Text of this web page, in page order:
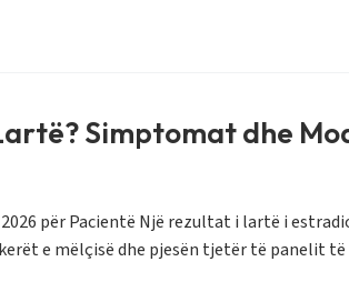
Simptomat dhe
për Pacientë Një rezultat i lartë i
e mëlçisë dhe pjesën tjetër të panelit